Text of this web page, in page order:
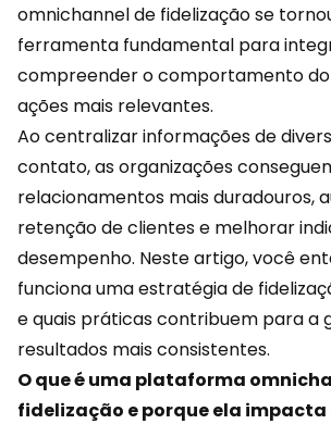
omnichannel de fidelização se
ferramenta fundamental para
compreender ocomportamento
ações mais relevantes.
Ao centralizar informações de
contato, as organizações
relacionamentos mais duradouros,
retenção de clientes e melhorar
desempenho. Neste artigo, você
funciona uma estratégia de
e quais práticas contribuem para a
resultados mais consistentes.
O que é uma plataforma
fidelização e porque ela impacta